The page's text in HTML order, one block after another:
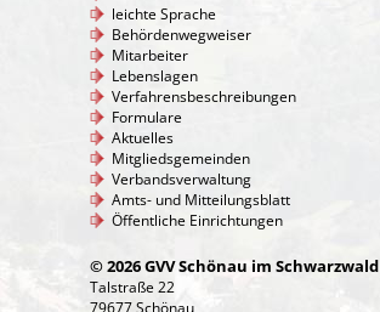
leichte Sprache
Behördenwegweiser
Mitarbeiter
Lebenslagen
Verfahrensbeschreibungen
Formulare
Aktuelles
Mitgliedsgemeinden
Verbandsverwaltung
Amts- und Mitteilungsblatt
Öffentliche Einrichtungen
© 2026 GVV Schönau im Schwarzwald
Talstraße 22
79677 Schönau